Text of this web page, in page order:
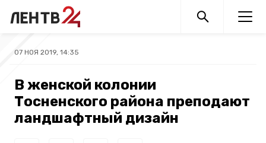
07 НОЯ 2019, 14:35
В женской колонии
Тосненского района преподают
ландшафтный дизайн